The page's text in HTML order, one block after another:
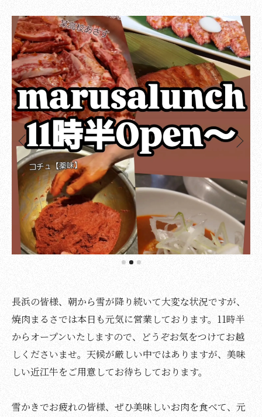
長浜の皆様、朝から雪が降り続いて大変な状況ですが、
焼肉まるさでは本日も元気に営業しております。11時半
からオープンいたしますので、どうぞお気をつけてお越
しくださいませ。天候が厳しい中ではありますが、美味
しい近江牛をご用意してお待ちしております。
雪かきでお疲れの皆様、ぜひ美味しいお肉を食べて、元